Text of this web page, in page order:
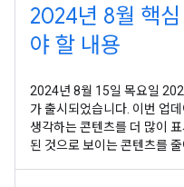
2024년 8월 핵
야 할 내용
2024년 8월 15일 목요일
가 출시되었습니다. 이번 업
생각하는 콘텐츠를 더 많이
된 것으로 보이는 콘텐츠를